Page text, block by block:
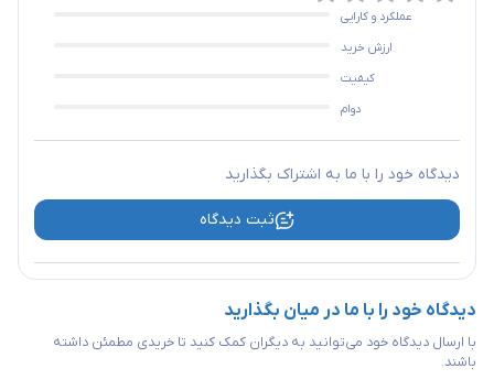
عملکرد و کارایی
ارزش خرید
کیفیت
دوام
دیدگاه خود را با ما به اشتراک بگذارید
ثبت دیدگاه
دیدگاه خود را با ما در میان بگذارید
با ارسال دیدگاه خود می‌توانید به دیگران کمک کنید تا خریدی مطمئن داشته
باشند.